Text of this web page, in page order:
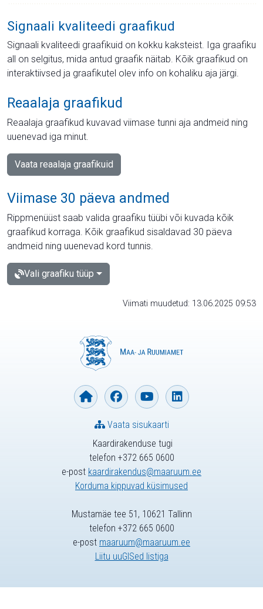
Signaali kvaliteedi graafikud
Signaali kvaliteedi graafikuid on kokku kaksteist. Iga graafiku
all on selgitus, mida antud graafik näitab. Kõik graafikud on
interaktiivsed ja graafikutel olev info on kohaliku aja järgi.
Reaalaja graafikud
Reaalaja graafikud kuvavad viimase tunni aja andmeid ning
uuenevad iga minut.
Vaata reaalaja graafikuid
Viimase 30 päeva andmed
Rippmenüüst saab valida graafiku tüübi või kuvada kõik
graafikud korraga. Kõik graafikud sisaldavad 30 päeva
andmeid ning uuenevad kord tunnis.
Vali graafiku tüüp
Viimati muudetud: 13.06.2025 09:53
Kaardirakenduse tugi
telefon +372 665 0600
e-post kaardirakendus@maaruum.ee
Korduma kippuvad küsimused
Vaata sisukaarti
Mustamäe tee 51, 10621 Tallinn
telefon +372 665 0600
e-post maaruum@maaruum.ee
Liitu uuGISed listiga